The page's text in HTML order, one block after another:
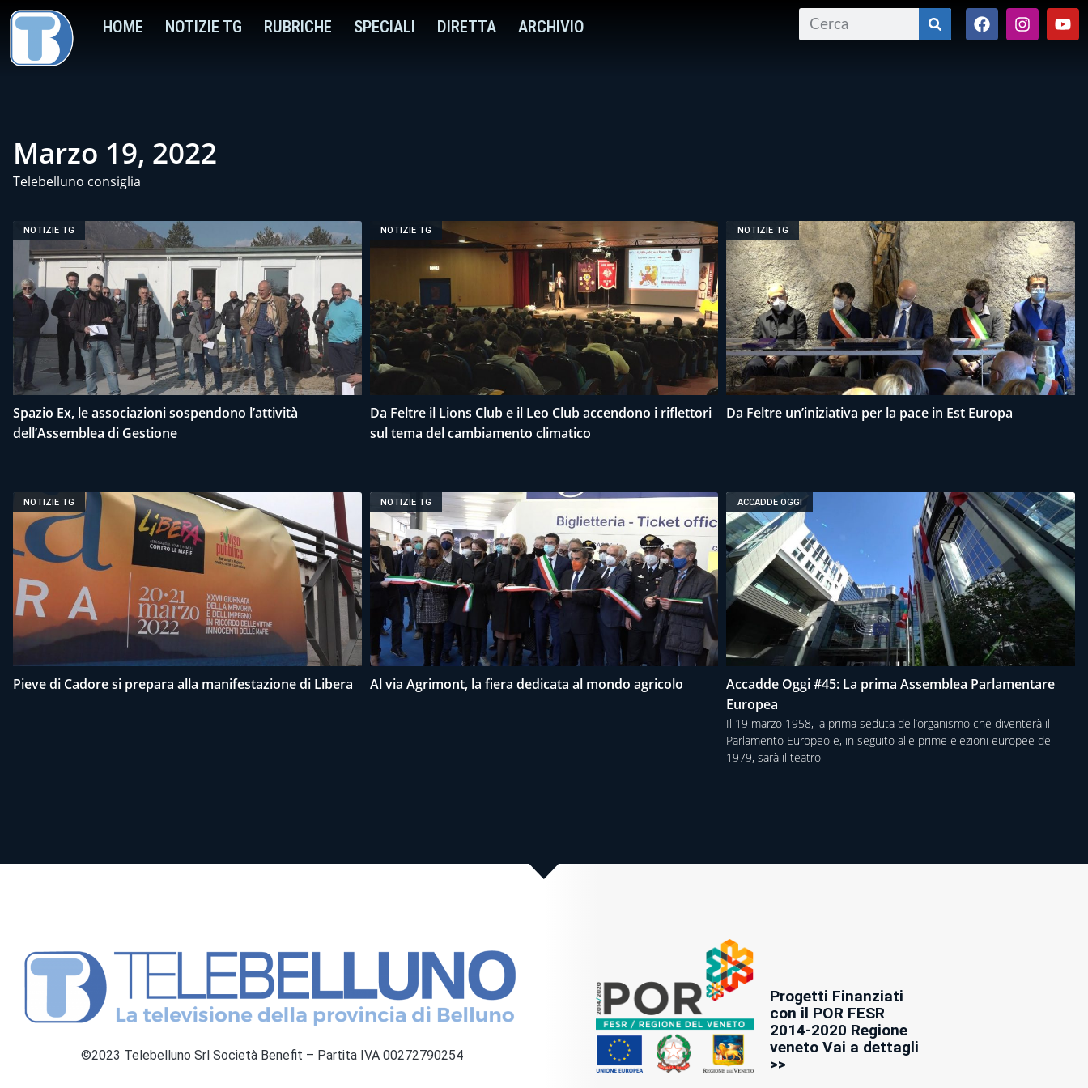
HOME NOTIZIE TG RUBRICHE SPECIALI DIRETTA ARCHIVIO
Marzo 19, 2022
Telebelluno consiglia
NOTIZIE TG
Spazio Ex, le associazioni sospendono l’attività
dell’Assemblea di Gestione
NOTIZIE TG
Da Feltre il Lions Club e il Leo Club accendono i riflettori
sul tema del cambiamento climatico
NOTIZIE TG
Da Feltre un’iniziativa per la pace in Est Europa
NOTIZIE TG
Pieve di Cadore si prepara alla manifestazione di Libera
NOTIZIE TG
Al via Agrimont, la fiera dedicata al mondo agricolo
ACCADDE OGGI
Accadde Oggi #45: La prima Assemblea Parlamentare
Europea
Il 19 marzo 1958, la prima seduta dell’organismo che diventerà il
Parlamento Europeo e, in seguito alle prime elezioni europee del
1979, sarà il teatro
©2023 Telebelluno Srl Società Benefit – Partita IVA 00272790254
Progetti Finanziati
con il POR FESR
2014-2020 Regione
veneto Vai a dettagli
>>